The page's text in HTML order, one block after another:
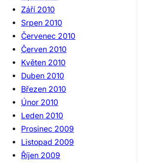
Září 2010
Srpen 2010
Červenec 2010
Červen 2010
Květen 2010
Duben 2010
Březen 2010
Únor 2010
Leden 2010
Prosinec 2009
Listopad 2009
Říjen 2009